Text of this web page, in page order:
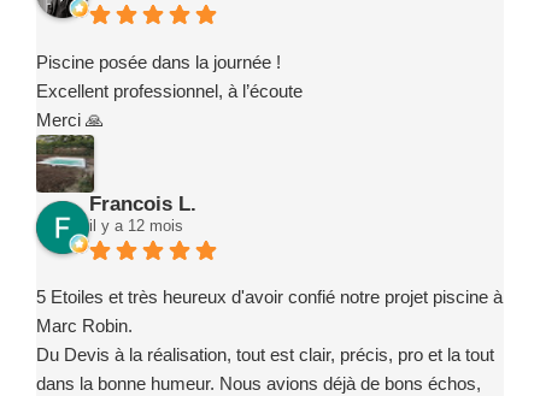
Piscine posée dans la journée !
Excellent professionnel, à l’écoute
Merci 🙏
Francois L.
il y a 12 mois
5 Etoiles et très heureux d'avoir confié notre projet piscine à
Marc Robin.
Du Devis à la réalisation, tout est clair, précis, pro et la tout
dans la bonne humeur. Nous avions déjà de bons échos,